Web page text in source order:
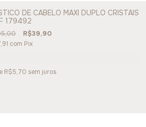
DE CABELO MAXI DUPLO CRISTAIS
179492
R$39,90
com Pix
R$5,70 sem juros